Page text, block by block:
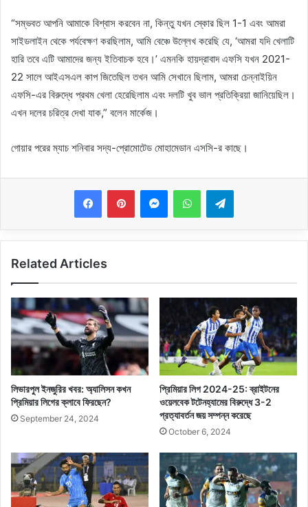
“সম্ভবত আপনি আমাকে বিশ্বাস করবেন না, কিন্তু যখন স্কোর ছিল 1-1 এবং আমরা
সাইডলাইন থেকে পর্যবেক্ষণ করছিলাম, আমি বেঞ্চে উল্লেখ করেছি যে, ‘আমরা যদি খেলাটি
হারি তবে এটি আমাদের জন্য ইতিবাচক হবে।’ এমনকি হায়দ্রাবাদ এফসি যখন 2021-
22 সালে আইএসএল কাপ জিতেছিল তখন আমি সেখানে ছিলাম, আমরা চেন্নাইয়িন
এফসি-এর বিরুদ্ধে প্রথম খেলা হেরেছিলাম এবং দলটি খুব ভাল প্রতিক্রিয়া জানিয়েছিল।
এখন দলের চরিত্র দেখা যাক,” বলেন মার্কেজ।
গোয়ার পরের ম্যাচ শনিবার সদ্য-প্রোমোটেড মোহামেডান এসসি-র কাছে।
MessengerWhatsAppTelegram
Related Articles
লিভারপুল ইনজুরির খবর: অ্যালিসন কখন
প্রিমিয়ার লিগের ক্লাবে ফিরছেন?
September 24, 2024
প্রিমিয়ার লিগ 2024-25: ব্রাইটনের
ওয়েলবেক টটেনহ্যামের বিরুদ্ধে 3-2
প্রত্যাবর্তন জয় সম্পন্ন করেছে
October 6, 2024